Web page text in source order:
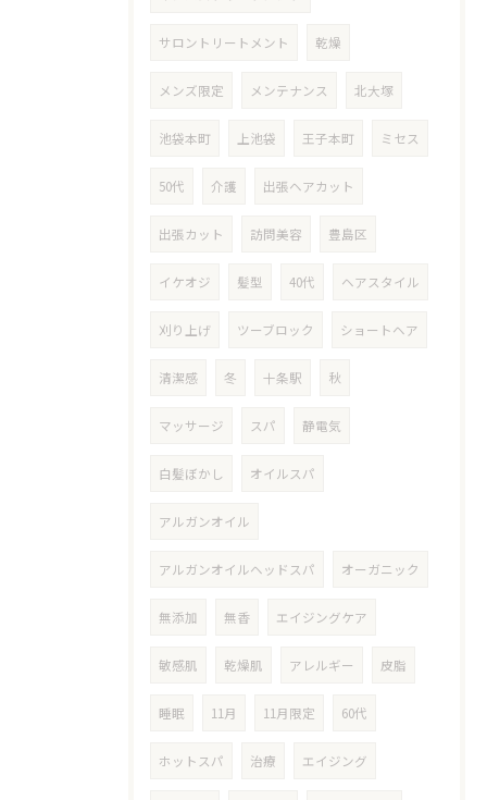
サロントリートメント 乾燥
メンズ限定 メンテナンス 北大塚
池袋本町 上池袋 王子本町 ミセス
50代 介護 出張ヘアカット
出張カット 訪問美容 豊島区
イケオジ 髪型 40代 ヘアスタイル
刈り上げ ツーブロック ショートヘア
清潔感 冬 十条駅 秋
マッサージ スパ 静電気
白髪ぼかし オイルスパ
アルガンオイル
アルガンオイルヘッドスパ オーガニック
無添加 無香 エイジングケア
敏感肌 乾燥肌 アレルギー 皮脂
睡眠 11月 11月限定 60代
ホットスパ 治療 エイジング